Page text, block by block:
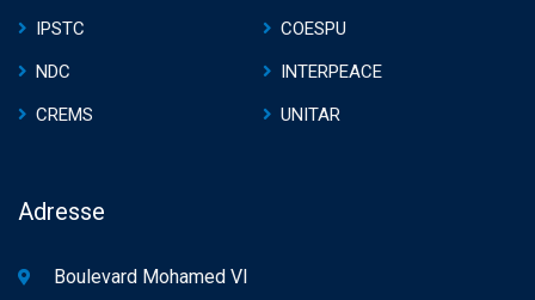
IPSTC
COESPU
NDC
INTERPEACE
CREMS
UNITAR
Adresse
Boulevard Mohamed VI